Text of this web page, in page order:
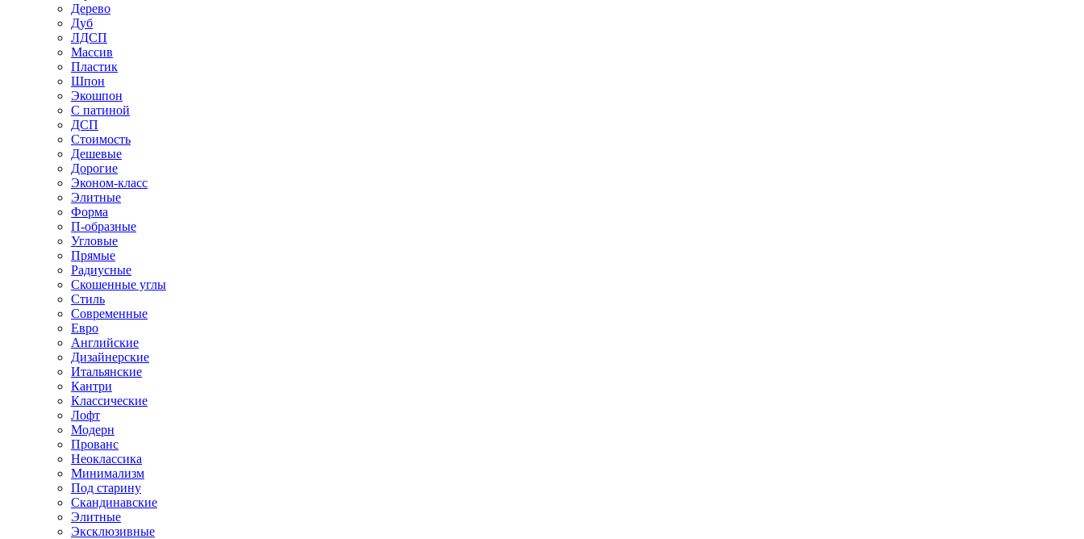
Дерево
Дуб
ЛДСП
Массив
Пластик
Шпон
Экошпон
С патиной
ДСП
Стоимость
Дешевые
Дорогие
Эконом-класс
Элитные
Форма
П-образные
Угловые
Прямые
Радиусные
Скошенные углы
Стиль
Современные
Евро
Английские
Дизайнерские
Итальянские
Кантри
Классические
Лофт
Модерн
Прованс
Неоклассика
Минимализм
Под старину
Скандинавские
Элитные
Эксклюзивные